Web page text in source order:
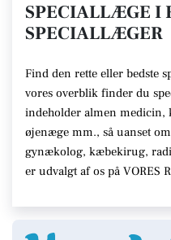
SPECIALLÆGE I
SPECIALLÆGER
Find den rette eller bedste
vores overblik finder du
indeholder almen
øjenæge mm., så uanset
gynækolog, kæbekirug,
er udvalgt af os på VORES